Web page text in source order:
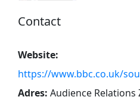
Contact
Website:
https://www.bbc.co.uk/
Adres: Audience Relations